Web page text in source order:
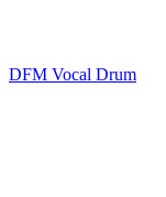
DFM Vocal Drum